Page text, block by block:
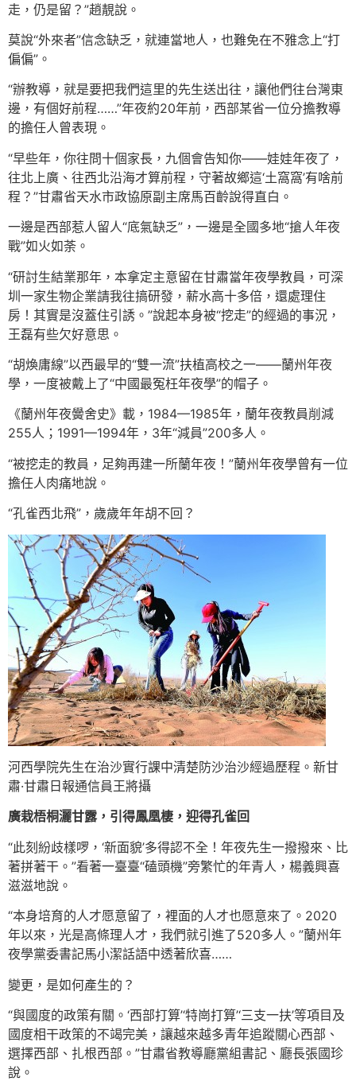
走，仍是留？”趙靚說。
莫說“外來者”信念缺乏，就連當地人，也難免在不雅念上“打
偏偏”。
“辦教導，就是要把我們這里的先生送出往，讓他們往台灣東
邊，有個好前程……”年夜約20年前，西部某省一位分擔教導
的擔任人曾表現。
“早些年，你往問十個家長，九個會告知你——娃娃年夜了，
往北上廣、往西北沿海才算前程，守著故鄉這‘土窩窩’有啥前
程？”甘肅省天水市政協原副主席馬百齡說得直白。
一邊是西部惹人留人“底氣缺乏”，一邊是全國多地“搶人年夜
戰”如火如荼。
“研討生結業那年，本拿定主意留在甘肅當年夜學教員，可深
圳一家生物企業請我往搞研發，薪水高十多倍，還處理住
房！其實是沒蓋住引誘。”說起本身被“挖走”的經過的事況，
王磊有些欠好意思。
“胡煥庸線”以西最早的“雙一流”扶植高校之一——蘭州年夜
學，一度被戴上了“中國最冤枉年夜學”的帽子。
《蘭州年夜黌舍史》載，1984—1985年，蘭年夜教員削減
255人；1991—1994年，3年“減員”200多人。
“被挖走的教員，足夠再建一所蘭年夜！”蘭州年夜學曾有一位
擔任人肉痛地說。
“孔雀西北飛”，歲歲年年胡不回？
河西學院先生在治沙實行課中清楚防沙治沙經過歷程。新甘
肅·甘肅日報通信員王將攝
廣栽梧桐灑甘露，引得鳳凰棲，迎得孔雀回
“此刻紛歧樣啰，‘新面貌’多得認不全！年夜先生一撥撥來、比
著拼著干。”看著一臺臺“磕頭機”旁繁忙的年青人，楊義興喜
滋滋地說。
“本身培育的人才愿意留了，裡面的人才也愿意來了。2020
年以來，光是高條理人才，我們就引進了520多人。”蘭州年
夜學黨委書記馬小潔話語中透著欣喜……
變更，是如何產生的？
“與國度的政策有關。‘西部打算’‘特崗打算’‘三支一扶’等項目及
國度相干政策的不竭完美，讓越來越多青年追蹤關心西部、
選擇西部、扎根西部。”甘肅省教導廳黨組書記、廳長張國珍
說。